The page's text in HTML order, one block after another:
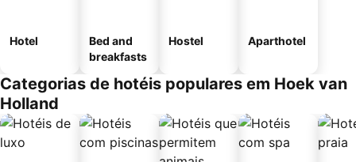
Hotel
Bed and
breakfasts
Hostel Aparthotel
Categorias de hotéis populares em Hoek van
Holland